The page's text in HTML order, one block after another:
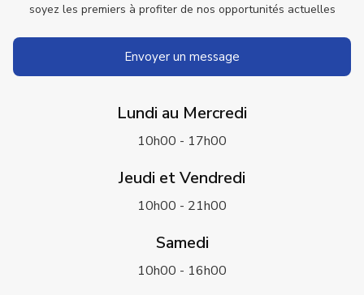
soyez les premiers à profiter de nos opportunités actuelles
Envoyer un message
Lundi au Mercredi
10h00 - 17h00
Jeudi et Vendredi
10h00 - 21h00
Samedi
10h00 - 16h00